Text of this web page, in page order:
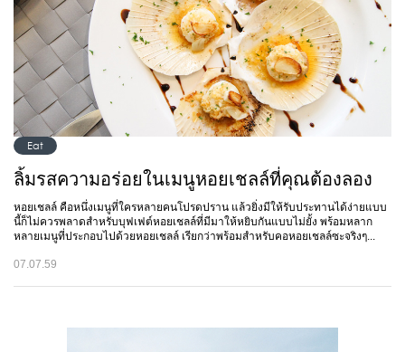
Eat
ลิ้มรสความอร่อยในเมนูหอยเชลล์ที่คุณต้องลอง
หอยเชลล์ คือหนึ่งเมนูที่ใครหลายคนโปรดปราน แล้วยิ่งมีให้รับประทานได้ง่ายแบบ
นี้ก็ไม่ควรพลาดสำหรับบุฟเฟต์หอยเชลล์ที่มีมาให้หยิบกันแบบไม่ยั้ง พร้อมหลาก
หลายเมนูที่ประกอบไปด้วยหอยเชลล์ เรียกว่าพร้อมสำหรับคอหอยเชลล์ซะจริงๆ...
07.07.59